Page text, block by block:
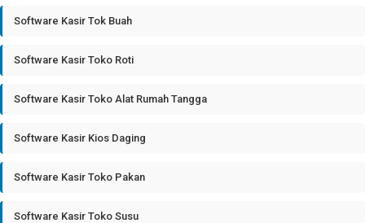
Software Kasir Tok Buah
Software Kasir Toko Roti
Software Kasir Toko Alat Rumah Tangga
Software Kasir Kios Daging
Software Kasir Toko Pakan
Software Kasir Toko Susu